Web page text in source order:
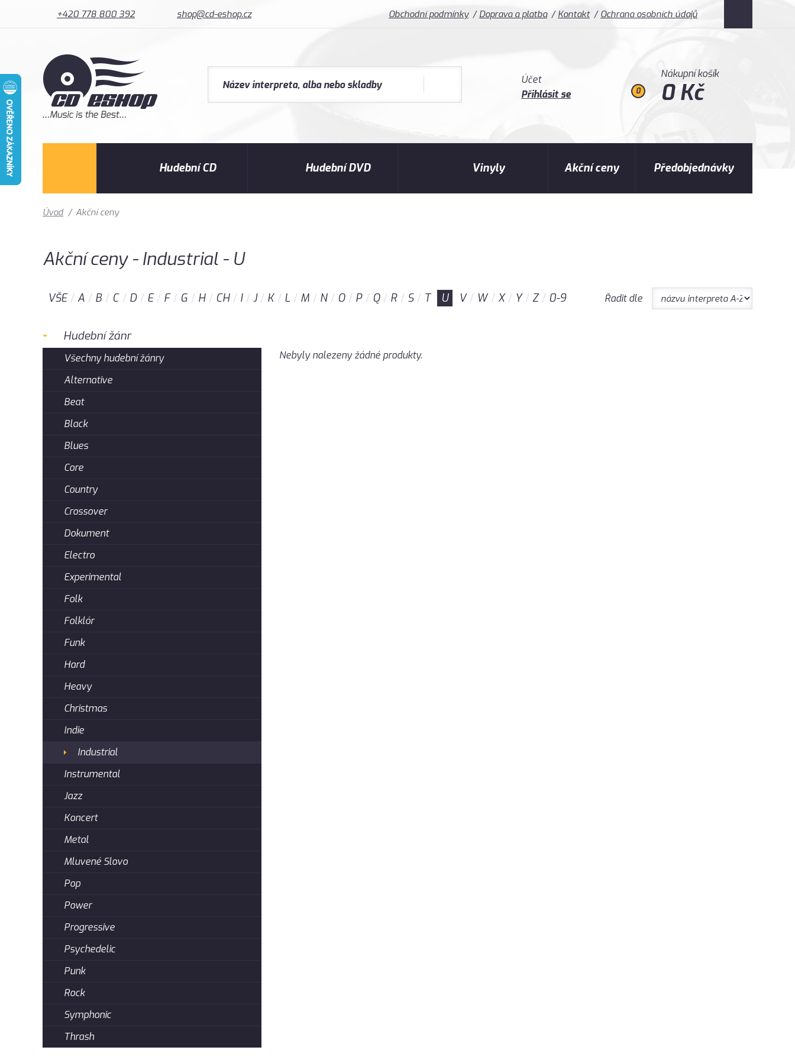
+420 778 800 392 shop@cd-eshop.cz Obchodní podmínky Doprava a platba Kontakt Ochrana osobních údajů
Účet
Přihlásit se
0
Nákupní košík
0 Kč
Hudební CD Hudební DVD Vinyly Akční ceny Předobjednávky
Úvod / Akční ceny
Akční ceny - Industrial - U
VŠE A B C D E F G H CH I J K L M N O P Q R S T U V W X Y Z 0-9 Řadit dle
Hudební žánr
Všechny hudební žánry
Alternative
Beat
Black
Blues
Core
Country
Crossover
Dokument
Electro
Experimental
Folk
Folklór
Funk
Hard
Heavy
Christmas
Indie
Industrial
Instrumental
Jazz
Koncert
Metal
Mluvené Slovo
Pop
Power
Progressive
Psychedelic
Punk
Rock
Symphonic
Thrash
Nebyly nalezeny žádné produkty.